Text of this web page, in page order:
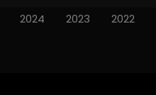
2024 2023 2022